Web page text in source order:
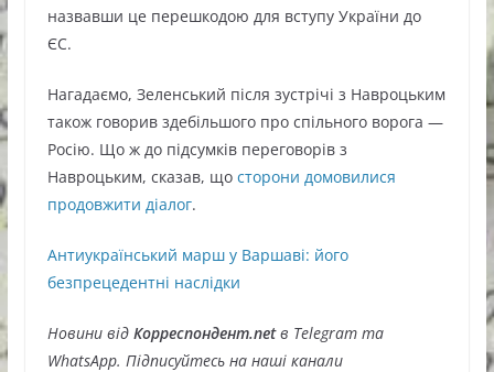
назвавши це перешкодою для вступу України до
ЄС.
Нагадаємо, Зеленський після зустрічі з Навроцьким
також говорив здебільшого про спільного ворога —
Росію. Що ж до підсумків переговорів з
Навроцьким, сказав, що сторони домовилися
продовжити діалог.
Антиукраїнський марш у Варшаві: його
безпрецедентні наслідки
Новини відКорреспондент.netв Telegram та
WhatsApp. Підписуйтесь на наші канали